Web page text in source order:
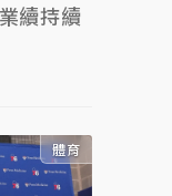
續持續
體育